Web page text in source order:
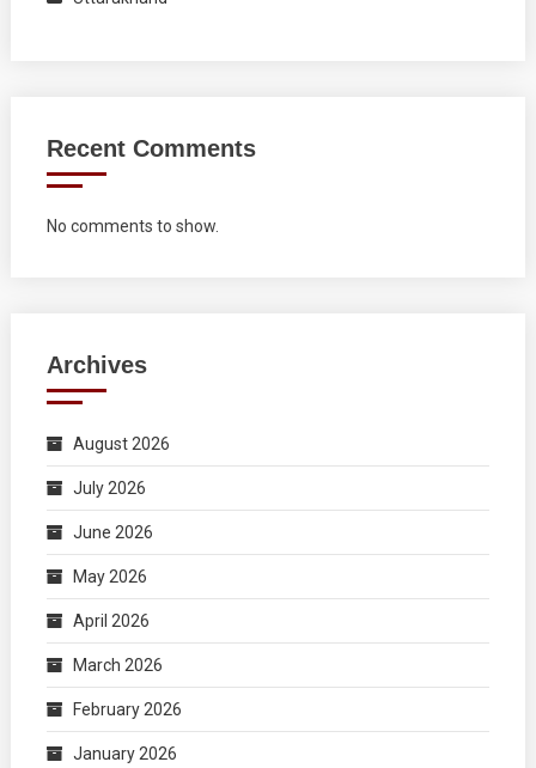
Recent Comments
No comments to show.
Archives
August 2026
July 2026
June 2026
May 2026
April 2026
March 2026
February 2026
January 2026